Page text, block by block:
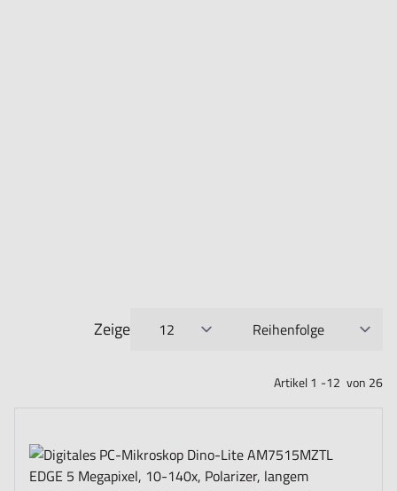
Artikel1 -12 von 26
Zeige
pro Seite Sortieren nach